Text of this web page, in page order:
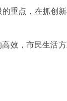
重点，在抓创
，市民生活